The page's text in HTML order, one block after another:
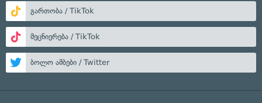
გართობა / TikTok
მეცნიერება / TikTok
ბოლო ამბები / Twitter